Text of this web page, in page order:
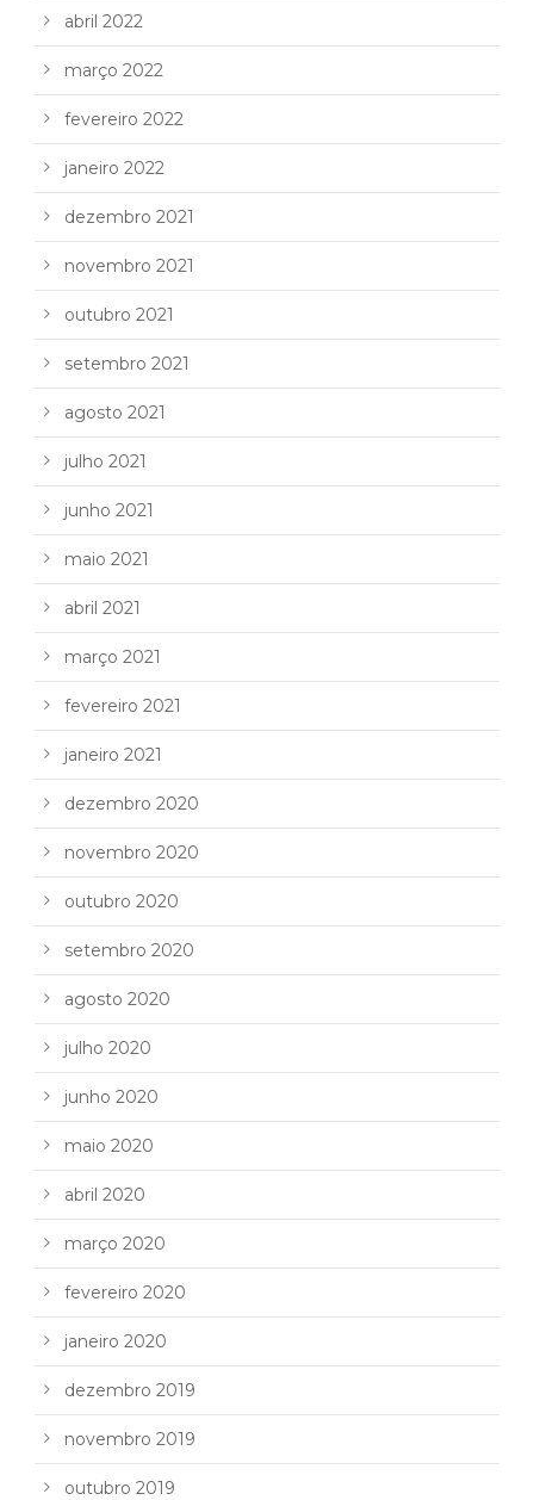
abril 2022
março 2022
fevereiro 2022
janeiro 2022
dezembro 2021
novembro 2021
outubro 2021
setembro 2021
agosto 2021
julho 2021
junho 2021
maio 2021
abril 2021
março 2021
fevereiro 2021
janeiro 2021
dezembro 2020
novembro 2020
outubro 2020
setembro 2020
agosto 2020
julho 2020
junho 2020
maio 2020
abril 2020
março 2020
fevereiro 2020
janeiro 2020
dezembro 2019
novembro 2019
outubro 2019